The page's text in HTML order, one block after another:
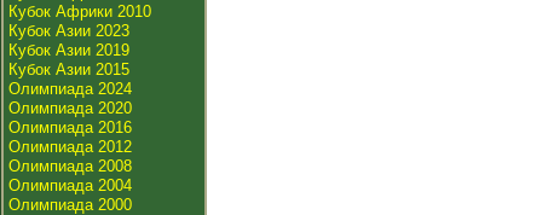
Кубок Африки 2010
Кубок Азии 2023
Кубок Азии 2019
Кубок Азии 2015
Олимпиада 2024
Олимпиада 2020
Олимпиада 2016
Олимпиада 2012
Олимпиада 2008
Олимпиада 2004
Олимпиада 2000